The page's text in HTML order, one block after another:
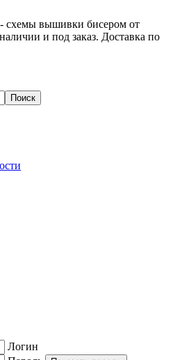
схемы вышивки бисером от
и под заказ. Доставка по
Логин